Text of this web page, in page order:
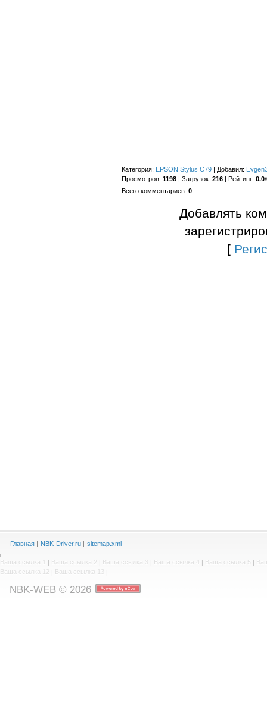
Категория: EPSON Stylus C79 Добавил:
Просмотров: 1198 Загрузок: 216 Рейтинг: 0.0/
Всего комментариев: 0
Добавлять
[
Главная NBK-Driver.ru sitemap.xml
Ваша ссылка 1 | Ваша ссылка 2 | Ваша ссылка 3 | Ваша ссылка 4 | Ваша ссылка 5 |
Ваша ссылка 12 | Ваша ссылка 13 |
NBK-WEB © 2026